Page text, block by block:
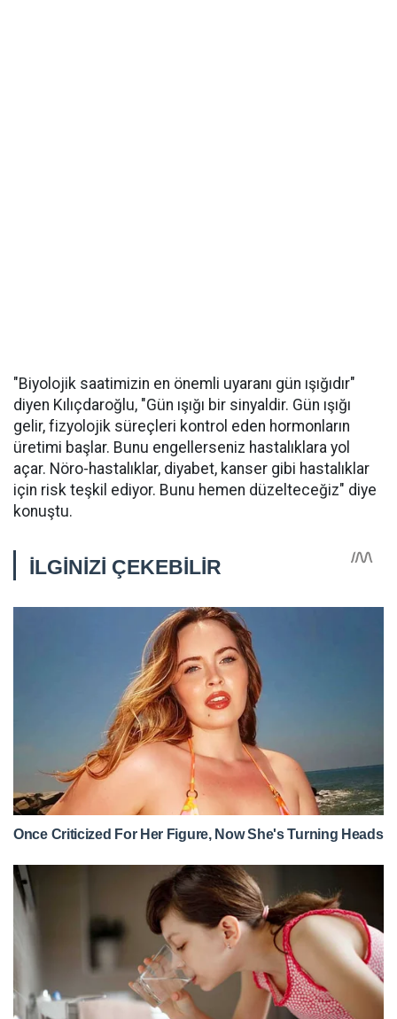
"Biyolojik saatimizin en önemli uyaranı gün ışığıdır"
diyen Kılıçdaroğlu, "Gün ışığı bir sinyaldir. Gün ışığı
gelir, fizyolojik süreçleri kontrol eden hormonların
üretimi başlar. Bunu engellerseniz hastalıklara yol
açar. Nöro-hastalıklar, diyabet, kanser gibi hastalıklar
için risk teşkil ediyor. Bunu hemen düzelteceğiz" diye
konuştu.